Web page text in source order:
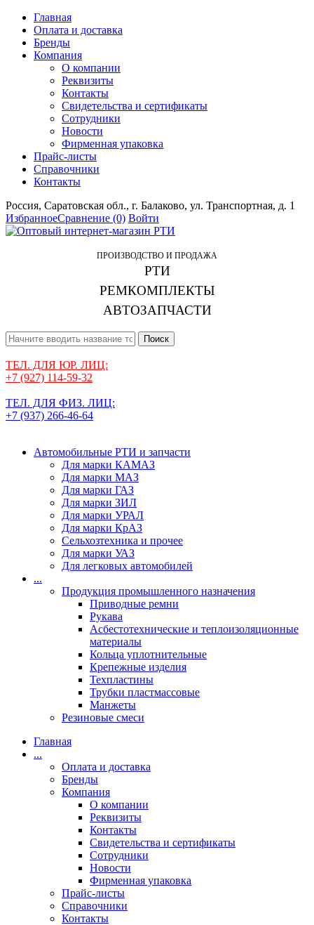
Главная
Оплата и доставка
Бренды
Компания
О компании
Реквизиты
Контакты
Свидетельства и сертификаты
Сотрудники
Новости
Фирменная упаковка
Прайс-листы
Справочники
Контакты
Россия, Саратовская обл., г. Балаково, ул. Транспортная, д. 1
ИзбранноеСравнение (0) Войти
ПРОИЗВОДСТВО И ПРОДАЖА
РТИ
РЕМКОМПЛЕКТЫ
АВТОЗАПЧАСТИ
Поиск
ТЕЛ. ДЛЯ ЮР. ЛИЦ:
+7 (927) 114-59-32
ТЕЛ. ДЛЯ ФИЗ. ЛИЦ:
+7 (937) 266-46-64
Автомобильные РТИ и запчасти
Для марки КАМАЗ
Для марки МАЗ
Для марки ГАЗ
Для марки ЗИЛ
Для марки УРАЛ
Для марки КрАЗ
Сельхозтехника и прочее
Для марки УАЗ
Для легковых автомобилей
...
Продукция промышленного назначения
Приводные ремни
Рукава
Асбестотехнические и теплоизоляционные
материалы
Кольца уплотнительные
Крепежные изделия
Техпластины
Трубки пластмассовые
Манжеты
Резиновые смеси
Главная
...
Оплата и доставка
Бренды
Компания
О компании
Реквизиты
Контакты
Свидетельства и сертификаты
Сотрудники
Новости
Фирменная упаковка
Прайс-листы
Справочники
Контакты